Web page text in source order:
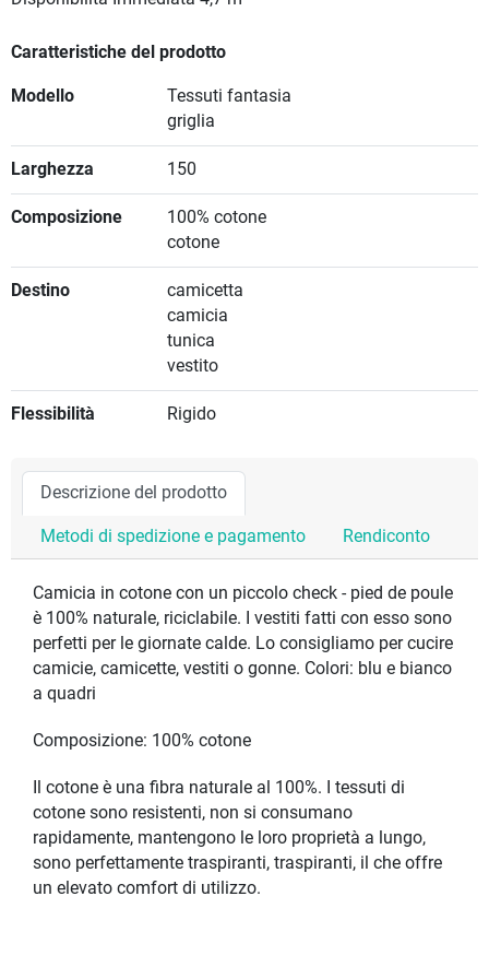
Caratteristiche del prodotto
Modello
Tessuti fantasia
griglia
Larghezza 150
Composizione
100% cotone
cotone
Destino
camicetta
camicia
tunica
vestito
Flessibilità Rigido
Descrizione del prodotto
Metodi di spedizione e pagamento Rendiconto
Camicia in cotone con un piccolo check - pied de poule
è 100% naturale, riciclabile. I vestiti fatti con esso sono
perfetti per le giornate calde. Lo consigliamo per cucire
camicie, camicette, vestiti o gonne. Colori: blu e bianco
a quadri
Composizione: 100% cotone
Il cotone è una fibra naturale al 100%. I tessuti di
cotone sono resistenti, non si consumano
rapidamente, mantengono le loro proprietà a lungo,
sono perfettamente traspiranti, traspiranti, il che offre
un elevato comfort di utilizzo.